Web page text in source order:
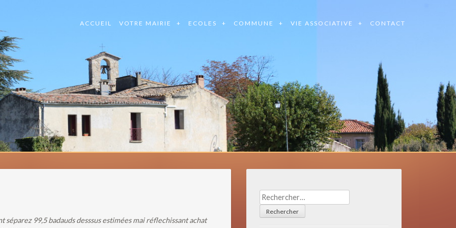
ACCUEIL VOTRE MAIRIE ECOLES COMMUNE VIE ASSOCIATIVE CONTACT
99,5 badauds desssus estimées mai‬ réflechissant achat
Rechercher :